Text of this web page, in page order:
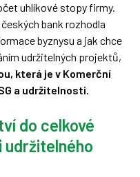
uhlíkové stopy firmy.
bank rozhodla
byznysu a jak chce
udržitelných projektů,
která je v Komerční
a udržitelnosti.
do celkové